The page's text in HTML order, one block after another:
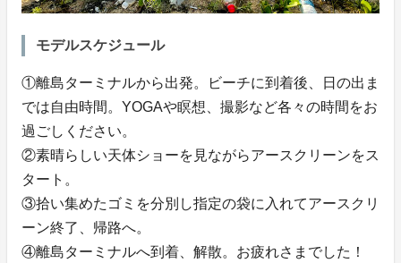
モデルスケジュール
①離島ターミナルから出発。ビーチに到着後、日の出ま
では自由時間。YOGAや瞑想、撮影など各々の時間をお
過ごしください。
②素晴らしい天体ショーを見ながらアースクリーンをス
タート。
③拾い集めたゴミを分別し指定の袋に入れてアースクリ
ーン終了、帰路へ。
④離島ターミナルへ到着、解散。お疲れさまでした！